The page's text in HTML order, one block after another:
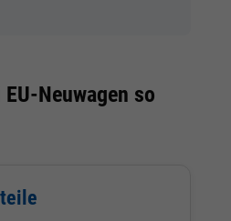
Neuwagen so